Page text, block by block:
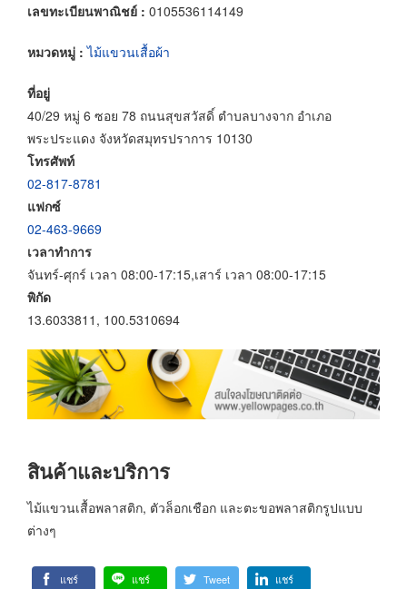
เลขทะเบียนพาณิชย์ : 0105536114149
หมวดหมู่ :ไม้แขวนเสื้อผ้า
ที่อยู่
40/29 หมู่ 6 ซอย 78 ถนนสุขสวัสดิ์ ตำบลบางจาก อำเภอ
พระประแดง จังหวัดสมุทรปราการ 10130
โทรศัพท์
02-817-8781
แฟกซ์
02-463-9669
เวลาทำการ
จันทร์-ศุกร์ เวลา 08:00-17:15,เสาร์ เวลา 08:00-17:15
พิกัด
13.6033811, 100.5310694
สินค้าและบริการ
ไม้แขวนเสื้อพลาสติก, ตัวล็อกเชือก และตะขอพลาสติกรูปแบบ
ต่างๆ
แชร์ แชร์ Tweet แชร์